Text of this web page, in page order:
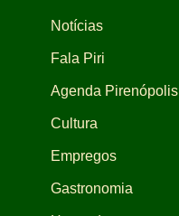
Notícias
Fala Piri
Agenda Pirenópolis
Cultura
Empregos
Gastronomia